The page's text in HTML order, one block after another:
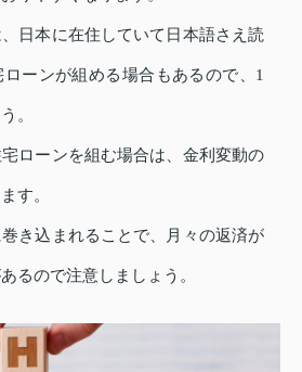
日本に在住していて日本語さえ読
ーンが組める場合もあるので、1
。
ローンを組む場合は、金利変動の
す。
き込まれることで、月々の返済が
るので注意しましょう。